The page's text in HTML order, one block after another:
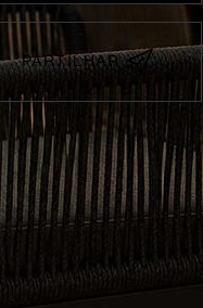
PARTILHAR